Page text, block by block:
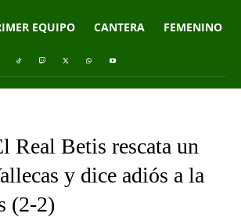
EQUIPO CANTERA FEMENINO
Real Betis rescata un
y dice adiós a la
(2-2)